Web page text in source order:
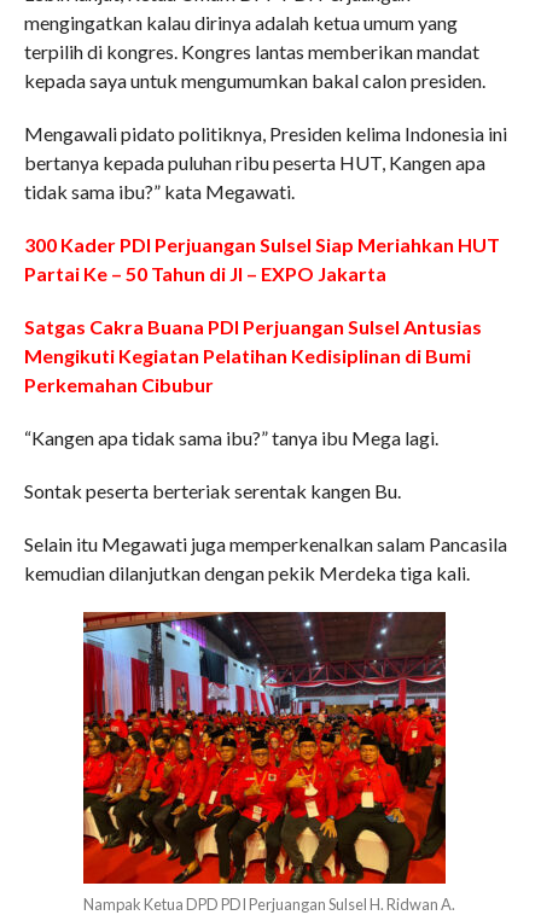
mengingatkan kalau dirinya adalah ketua umum yang
terpilih di kongres. Kongres lantas memberikan mandat
kepada saya untuk mengumumkan bakal calon presiden.
Mengawali pidato politiknya, Presiden kelima Indonesia ini
bertanya kepada puluhan ribu peserta HUT, Kangen apa
tidak sama ibu?” kata Megawati.
300 Kader PDI Perjuangan Sulsel Siap Meriahkan HUT
Partai Ke – 50 Tahun di JI – EXPO Jakarta
Satgas Cakra Buana PDI Perjuangan Sulsel Antusias
Mengikuti Kegiatan Pelatihan Kedisiplinan di Bumi
Perkemahan Cibubur
“Kangen apa tidak sama ibu?” tanya ibu Mega lagi.
Sontak peserta berteriak serentak kangen Bu.
Selain itu Megawati juga memperkenalkan salam Pancasila
kemudian dilanjutkan dengan pekik Merdeka tiga kali.
Nampak Ketua DPD PDI Perjuangan Sulsel H. Ridwan A.